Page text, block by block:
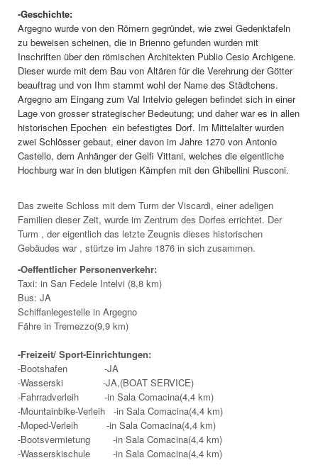
-Geschichte:
Argegno wurde von den Römern gegründet, wie zwei Gedenktafeln
zu beweisen scheinen, die in Brienno gefunden wurden mit
Inschriften über den römischen Architekten Publio Cesio Archigene.
Dieser wurde mit dem Bau von Altären für die Verehrung der Götter
beauftrag und von Ihm stammt wohl der Name des Städtchens.
Argegno am Eingang zum Val Intelvio gelegen befindet sich in einer
Lage von grosser strategischer Bedeutung; und daher war es in allen
historischen Epochen ein befestigtes Dorf. Im Mittelalter wurden
zwei Schlösser gebaut, einer davon im Jahre 1270 von Antonio
Castello, dem Anhänger der Gelfi Vittani, welches die eigentliche
Hochburg war in den blutigen Kämpfen mit den Ghibellini Rusconi.
Das zweite Schloss mit dem Turm der Viscardi, einer adeligen
Familien dieser Zeit, wurde im Zentrum des Dorfes errichtet. Der
Turm , der eigentlich das letzte Zeugnis dieses historischen
Gebäudes war , stürtze im Jahre 1876 in sich zusammen.
-Oeffentlicher Personenverkehr:
Taxi: in San Fedele Intelvi (8,8 km)
Bus: JA
Schiffanlegestelle in Argegno
Fähre in Tremezzo(9,9 km)
-Freizeit/ Sport-Einrichtungen:
-Bootshafen -JA
-Wasserski -JA,(BOAT SERVICE)
-Fahrradverleih -in Sala Comacina(4,4 km)
-Mountainbike-Verleih -in Sala Comacina(4,4 km)
-Moped-Verleih -in Sala Comacina(4,4 km)
-Bootsvermietung -in Sala Comacina(4,4 km)
-Wasserskischule -in Sala Comacina(4,4 km)